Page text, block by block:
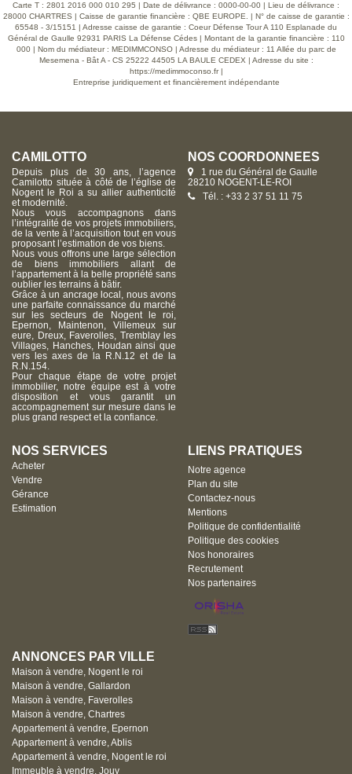
sont disponibles sur le site Géorisques :
www.georisques.gouv.fr. Barème consultable sur notre site
en page 5 de nos honoraires
Carte T : 2801 2016 000 010 295 | Date de délivrance : 0000-00-00 | Lieu de délivrance :
28000 CHARTRES | Caisse de garantie financière : QBE EUROPE. | N° de caisse de garantie :
65548 - 3/15151 | Adresse caisse de garantie : Coeur Défense Tour A 110 Esplanade du
Général de Gaulle 92931 PARIS La Défense Cédes | Montant de la garantie financière : 110
000 | Nom du médiateur : MEDIMMCONSO | Adresse du médiateur : 11 Allée du parc de
Mesemena - Bât A - CS 25222 44505 LA BAULE CEDEX | Adresse du site :
https://medimmoconso.fr|
Entreprise juridiquement et financièrement indépendante
CAMILOTTO
Depuis plus de 30 ans, l’agence
Camilotto située à côté de l’église de
Nogent le Roi a su allier authenticité
et modernité.
Nous vous accompagnons dans
l’intégralité de vos projets immobiliers,
de la vente à l’acquisition tout en vous
proposant l’estimation de vos biens.
Nous vous offrons une large sélection
de biens immobiliers allant de
l’appartement à la belle propriété sans
oublier les terrains à bâtir.
Grâce à un ancrage local, nous avons
une parfaite connaissance du marché
sur les secteurs de Nogent le roi,
Epernon, Maintenon, Villemeux sur
eure, Dreux, Faverolles, Tremblay les
Villages, Hanches, Houdan ainsi que
vers les axes de la R.N.12 et de la
R.N.154.
Pour chaque étape de votre projet
immobilier, notre équipe est à votre
disposition et vous garantit un
accompagnement sur mesure dans le
plus grand respect et la confiance.
NOS COORDONNÉES
1 rue du Général de Gaulle
28210 NOGENT-LE-ROI
Tél. : +33 2 37 51 11 75
NOS SERVICES
Acheter
Vendre
Gérance
Estimation
LIENS PRATIQUES
Notre agence
Plan du site
Contactez-nous
Mentions
Politique de confidentialité
Politique des cookies
Nos honoraires
Recrutement
Nos partenaires
ANNONCES PAR VILLE
Maison à vendre, Nogent le roi
Maison à vendre, Gallardon
Maison à vendre, Faverolles
Maison à vendre, Chartres
Appartement à vendre, Epernon
Appartement à vendre, Ablis
Appartement à vendre, Nogent le roi
Immeuble à vendre, Jouy